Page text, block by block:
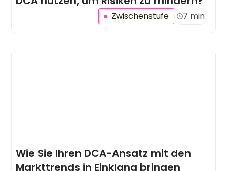
Zwischenstufe 7 min
Wie Sie Ihren DCA-Ansatz mit den
Markttrends in Einklang bringen